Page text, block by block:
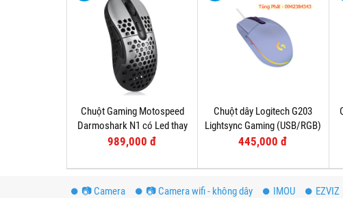
Chuột Gaming Motospeed
Darmoshark N1 có Led thay
đổi theo DPI
989,000 đ
Chuột dây Logitech G203
Lightsync Gaming (USB/RGB)
Tím
445,000 đ
📷 Camera 📷 Camera wifi - không dây IMOU EZVIZ